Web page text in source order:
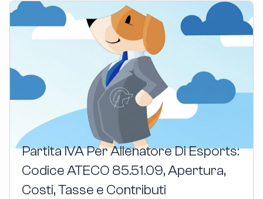
Partita IVA Per Allenatore Di Esports:
Codice ATECO 85.51.09, Apertura,
Costi, Tasse e Contributi